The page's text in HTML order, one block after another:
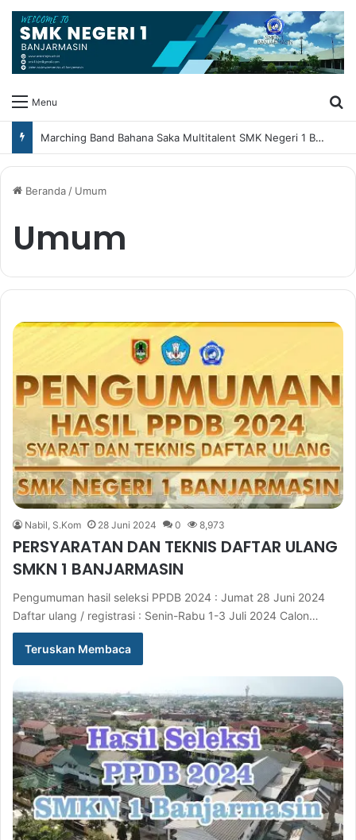
Menu
Marching Band Bahana Saka Multitalent SMK Negeri 1 Banjarmasin Borong Prestasi di Festival Borneo Marching Day 2026
Beranda/ Umum
Umum
Nabil, S.Kom 28 Juni 2024 0 8,973
PERSYARATAN DAN TEKNIS DAFTAR ULANG
SMKN 1 BANJARMASIN
Pengumuman hasil seleksi PPDB 2024 : Jumat 28 Juni 2024
Daftar ulang / registrasi : Senin-Rabu 1-3 Juli 2024 Calon…
Teruskan Membaca